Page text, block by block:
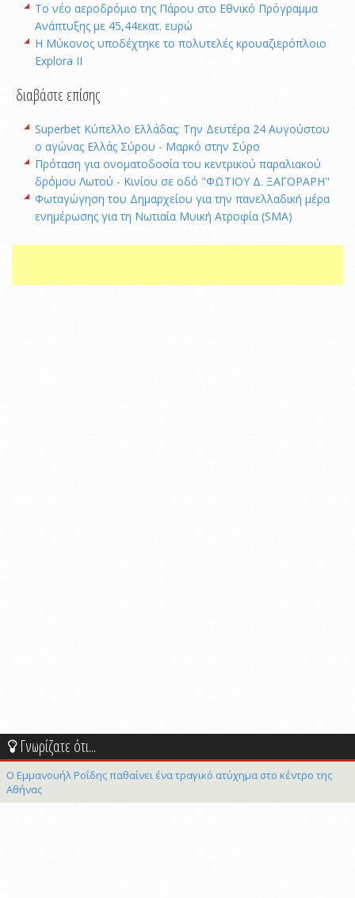
Το νέο αεροδρόμιο της Πάρου στο Εθνικό Πρόγραμμα
Ανάπτυξης με 45,44εκατ. ευρώ
Η Μύκονος υποδέχτηκε το πολυτελές κρουαζιερόπλοιο
Explora II
διαβάστε επίσης
Superbet Κύπελλο Ελλάδας: Την Δευτέρα 24 Αυγούστου
ο αγώνας Ελλάς Σύρου - Μαρκό στην Σύρο
Πρόταση για ονοματοδοσία του κεντρικού παραλιακού
δρόμου Λωτού - Κινίου σε οδό "ΦΩΤΙΟΥ Δ. ΞΑΓΟΡΑΡΗ"
Φωταγώγηση του Δημαρχείου για την πανελλαδική μέρα
ενημέρωσης για τη Νωτιαία Μυική Ατροφία (SMA)
Γνωρίζατε ότι...
Ο Εμμανουήλ Ροΐδης παθαίνει ένα τραγικό ατύχημα στο κέντρο της
Αθήνας